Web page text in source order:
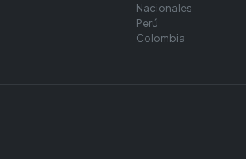
Nacionales
Perú
Colombia